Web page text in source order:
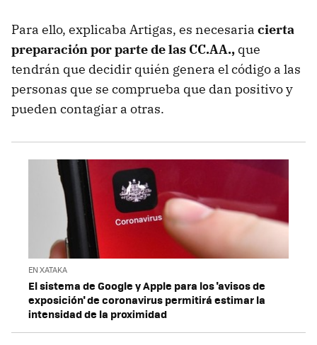
Para ello, explicaba Artigas, es necesaria cierta
preparación por parte de las CC.AA., que
tendrán que decidir quién genera el código a las
personas que se comprueba que dan positivo y
pueden contagiar a otras.
EN XATAKA
El sistema de Google y Apple para los 'avisos de
exposición' de coronavirus permitirá estimar la
intensidad de la proximidad